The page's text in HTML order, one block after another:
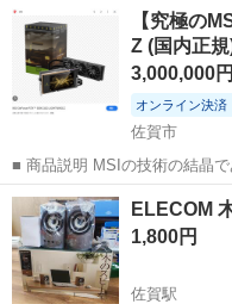
【究極の
Z (国内正
3,000,000円
オンライン決済
佐賀市
■ 商品説明 MSIの技術の結晶で
体現する究極のデスクトップ
にMSI最上位の「MEG Maestro
マザー...
佐賀 佐賀市 デスクト
ELECOM
1,800円
佐賀駅